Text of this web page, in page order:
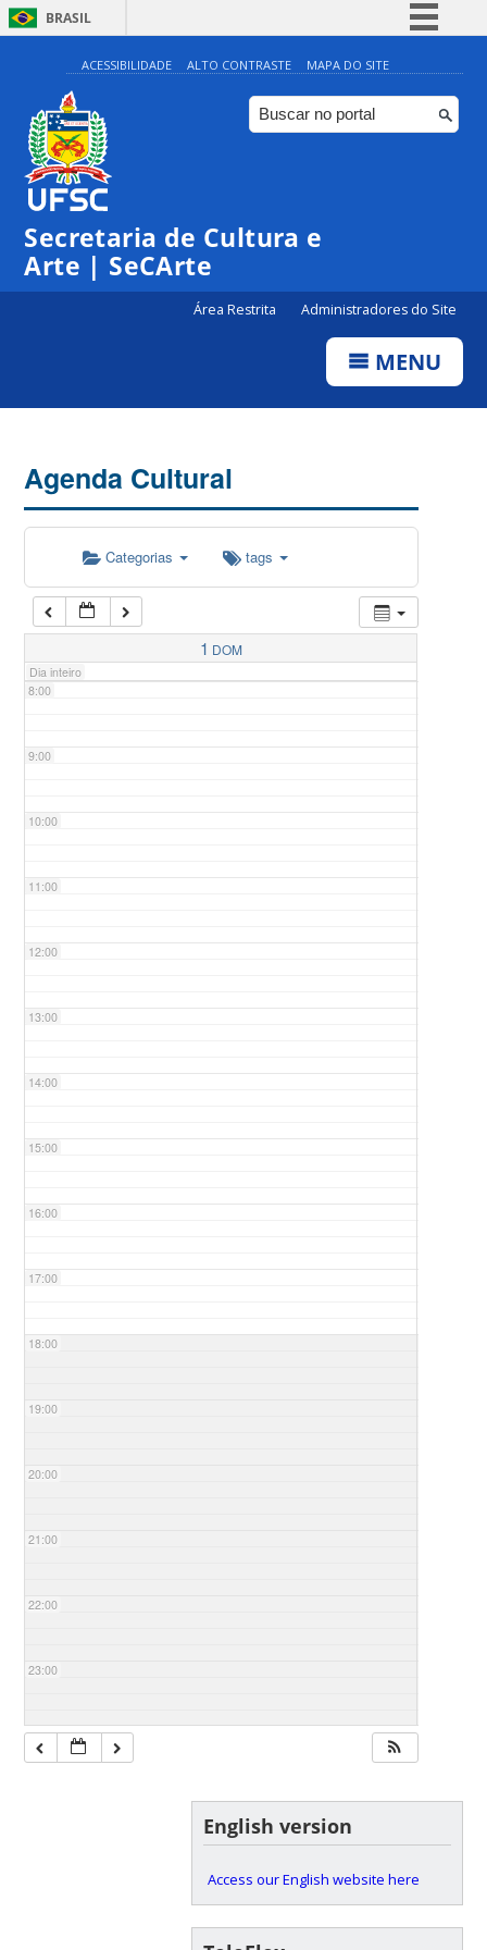
BRASIL
Simplifique!
Comunica BR
Participe
ACESSIBILIDADE ALTO CONTRASTE MAPA DO SITE
Secretaria de Cultura e
Arte | SeCArte
Área Restrita Administradores do Site
MENU
Agenda Cultural
Categorias tags
1 DOM
Dia inteiro
0:00
1:00
5:00
7:00
8:00
9:00
10:00
11:00
12:00
13:00
14:00
15:00
16:00
17:00
18:00
19:00
20:00
21:00
22:00
23:00
English version
Access our English website here